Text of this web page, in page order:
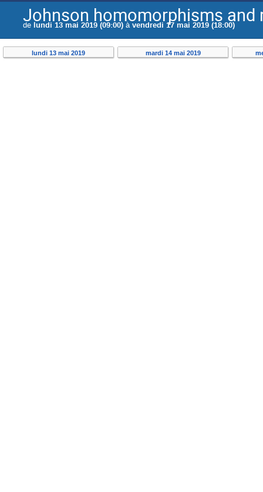
Johnson homomorphisms and
de lundi 13 mai 2019 (09:00) àvendredi 17 mai 2019 (18:00)
lundi 13 mai 2019 mardi 14 mai 2019